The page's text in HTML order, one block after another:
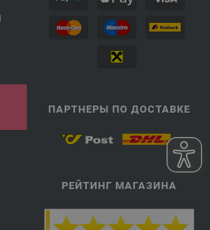
ПАРТНЕРЫ ПО ДОСТАВКЕ
РЕЙТИНГ МАГАЗИНА